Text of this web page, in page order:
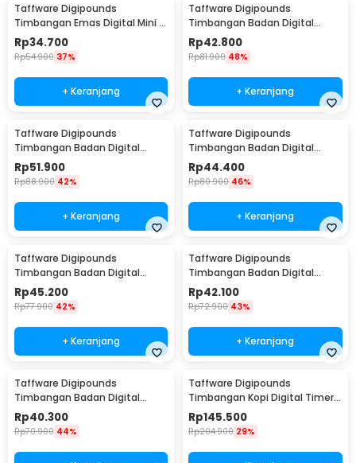
Taffware Digipounds
Timbangan Emas Digital Mini 7
Units 0.01g 100g - SC-13 /
VSW0083
Rp34.700
Rp54.900 37%
+ Keranjang
Taffware Digipounds
Timbangan Badan Digital
Scale Bluetooth 50g 180kg -
SH-Y01
Rp42.800
Rp81.900 48%
+ Keranjang
Taffware Digipounds
Timbangan Badan Digital
Scale Smart App 50g 180kg -
SH-Y01-U1
Rp51.900
Rp88.900 42%
+ Keranjang
Taffware Digipounds
Timbangan Badan Digital
Scale Rechargeable 180kg -
SC-12U
Rp44.400
Rp80.900 46%
+ Keranjang
Taffware Digipounds
Timbangan Badan Digital
Scale Rechargeable 180kg -
SC-15U
Rp45.200
Rp77.900 42%
+ Keranjang
Taffware Digipounds
Timbangan Badan Digital
Scale Battery 0.05kg 180kg -
SC-12
Rp42.100
Rp72.900 43%
+ Keranjang
Taffware Digipounds
Timbangan Badan Digital
Scale Battery 0.05kg 180kg -
SC-15
Rp40.300
Rp70.900 44%
Taffware Digipounds
Timbangan Kopi Digital Timer
Coffee Scale 3000g-0.1g -
TSC3/5/10
Rp145.500
Rp204.900 29%